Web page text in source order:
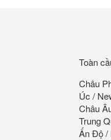
Toàn
Châu
Úc /
Châu
Trung
Ấn Độ /